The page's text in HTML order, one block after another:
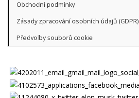
Obchodní podmínky
Zásady zpracování osobních údajů (GDPR)
Předvolby souborů cookie